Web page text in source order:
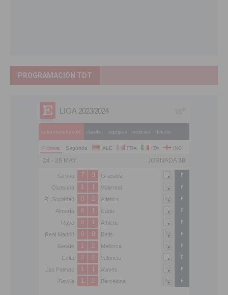
PROGRAMACIÓN TDT